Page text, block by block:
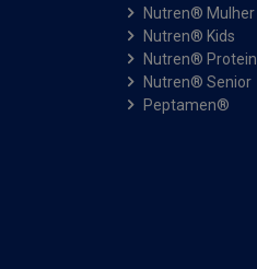
Nutren® Mulher
Nutren® Kids
Nutren® Protein
Nutren® Senior
Peptamen®